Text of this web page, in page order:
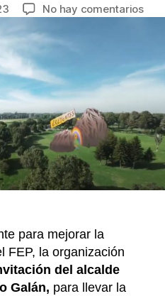
ail er
e
st
m
tir
No hay comentariosen
Un
al
para mejorar la
FEP, la organización
del alcalde
Galán, para llevar la